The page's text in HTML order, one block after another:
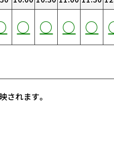
○ ○ ○ ○
○ ○ ○ ○
○ ○ ○ ○
されます。